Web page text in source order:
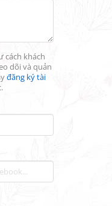
cách khách
dõi và quản
đăng ký tài